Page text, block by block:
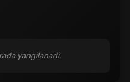
yangilanadi.